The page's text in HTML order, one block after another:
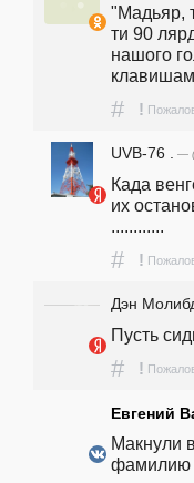
"Мадьяр,
ти 90
нашого
# !
UVB-76 . —
Када
их
............
# !
Дэн
Пусть
# !
Евгений
Макнули
фамилию